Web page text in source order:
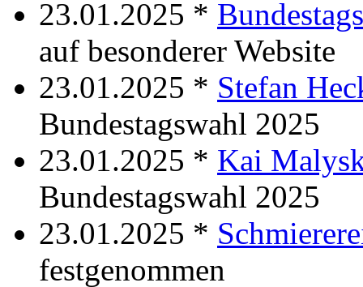
23.01.2025 *
auf besonderer Website
23.01.2025 * Stefan
Bundestagswahl 2025
23.01.2025 * Kai
Bundestagswahl 2025
23.01.2025 *
festgenommen